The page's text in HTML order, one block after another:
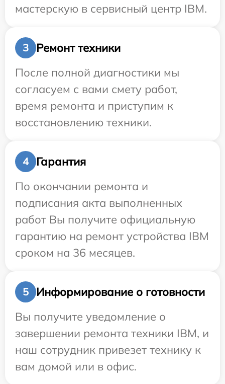
мастерскую в сервисный центр IBM.
3
Ремонт техники
После полной диагностики мы
согласуем с вами смету работ,
время ремонта и приступим к
восстановлению техники.
4
Гарантия
По окончании ремонта и
подписания акта выполненных
работ Вы получите официальную
гарантию на ремонт устройства IBM
сроком на 36 месяцев.
5
Информирование о готовности
Вы получите уведомление о
завершении ремонта техники IBM, и
наш сотрудник привезет технику к
вам домой или в офис.